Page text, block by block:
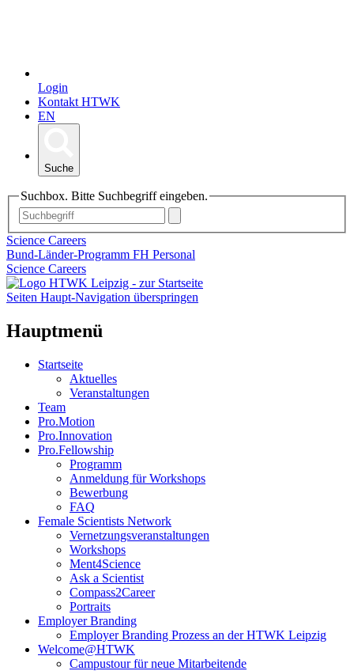
Login
Kontakt HTWK
EN
Suche
Suchbox. Bitte Suchbegriff eingeben.
Science Careers
Bund-Länder-Programm FH Personal
Science Careers
Seiten Haupt-Navigation überspringen
Hauptmenü
Startseite
Aktuelles
Veranstaltungen
Team
Pro.Motion
Pro.Innovation
Pro.Fellowship
Programm
Anmeldung für Workshops
Bewerbung
FAQ
Female Scientists Network
Vernetzungsveranstaltungen
Workshops
Ment4Science
Ask a Scientist
Compass2Career
Portraits
Employer Branding
Employer Branding Prozess an der HTWK Leipzig
Welcome@HTWK
Campustour für neue Mitarbeitende